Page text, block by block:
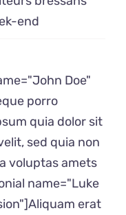
end
Doe"
porro
quia dolor sit
sed quia non
voluptas amets
name="Luke
erat